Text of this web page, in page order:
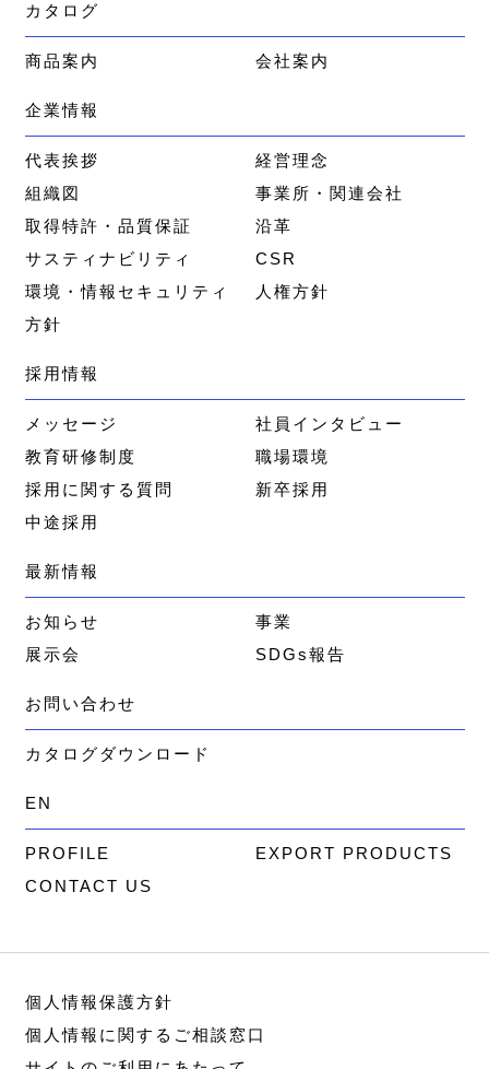
カタログ
商品案内 会社案内
企業情報
代表挨拶
経営理念
組織図
事業所・関連会社
取得特許・品質保証
沿革
サスティナビリティ
CSR
環境・情報セキュリティ
方針
人権方針
採用情報
メッセージ
社員インタビュー
教育研修制度
職場環境
採用に関する質問
新卒採用
中途採用
最新情報
お知らせ
事業
展示会
SDGs報告
お問い合わせ
カタログダウンロード
EN
PROFILE
EXPORT PRODUCTS
CONTACT US
個人情報保護方針
個人情報に関するご相談窓口